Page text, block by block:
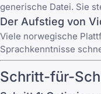
generische Datei. Sie
Der Aufstieg von
Viele norwegische
Sprachkenntnisse
Schritt-für-